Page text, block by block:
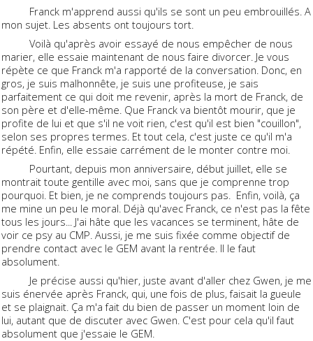
Franck m'apprend aussi qu'ils se sont un peu embrouillés. A
mon sujet. Les absents ont toujours tort.
Voilà qu'après avoir essayé de nous empêcher de nous
marier, elle essaie maintenant de nous faire divorcer. Je vous
répète ce que Franck m'a rapporté de la conversation. Donc, en
gros, je suis malhonnête, je suis une profiteuse, je sais
parfaitement ce qui doit me revenir, après la mort de Franck, de
son père et d'elle-même. Que Franck va bientôt mourir, que je
profite de lui et que s'il ne voit rien, c'est qu'il est bien "couillon",
selon ses propres termes. Et tout cela, c'est juste ce qu'il m'a
répété. Enfin, elle essaie carrément de le monter contre moi.
Pourtant, depuis mon anniversaire, début juillet, elle se
montrait toute gentille avec moi, sans que je comprenne trop
pourquoi. Et bien, je ne comprends toujours pas. Enfin, voilà, ça
me mine un peu le moral. Déjà qu'avec Franck, ce n'est pas la fête
tous les jours... J'ai hâte que les vacances se terminent, hâte de
voir ce psy au CMP. Aussi, je me suis fixée comme objectif de
prendre contact avec le GEM avant la rentrée. Il le faut
absolument.
Je précise aussi qu'hier, juste avant d'aller chez Gwen, je me
suis énervée après Franck, qui, une fois de plus, faisait la gueule
et se plaignait. Ça m'a fait du bien de passer un moment loin de
lui, autant que de discuter avec Gwen. C'est pour cela qu'il faut
absolument que j'essaie le GEM.